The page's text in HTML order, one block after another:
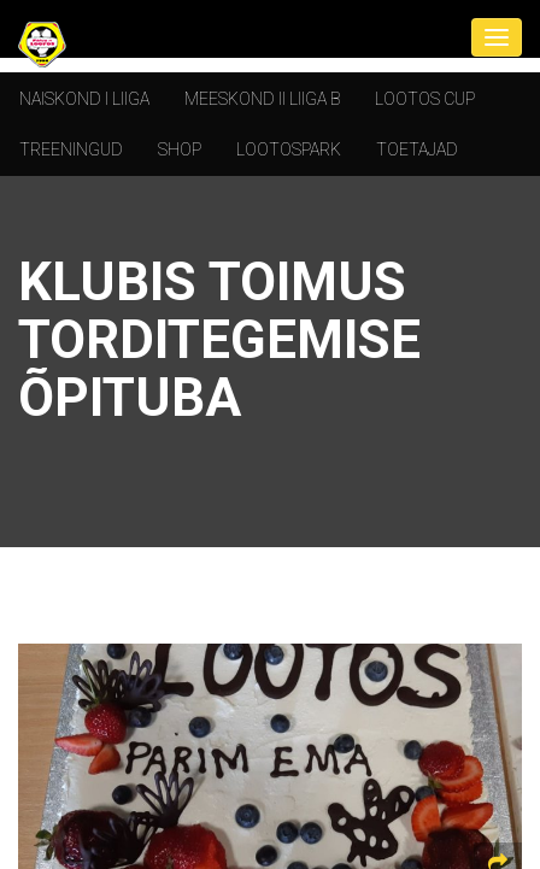
NAISKOND I LIIGA MEESKOND II LIIGA B LOOTOS CUP
TREENINGUD SHOP LOOTOSPARK TOETAJAD
KLUBIS TOIMUS
TORDITEGEMISE
ÕPITUBA